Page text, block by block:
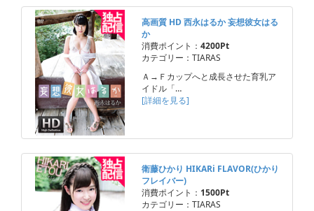
高画質 HD 西永はるか 妄想彼女はる
か
消費ポイント： 4200Pt
カテゴリー：TIARAS
Ａ→Ｆカップへと成長させた育乳ア
イドル「…
[詳細を見る]
衛藤ひかり HIKARi FLAVOR(ひかり
フレイバー)
消費ポイント： 1500Pt
カテゴリー：TIARAS